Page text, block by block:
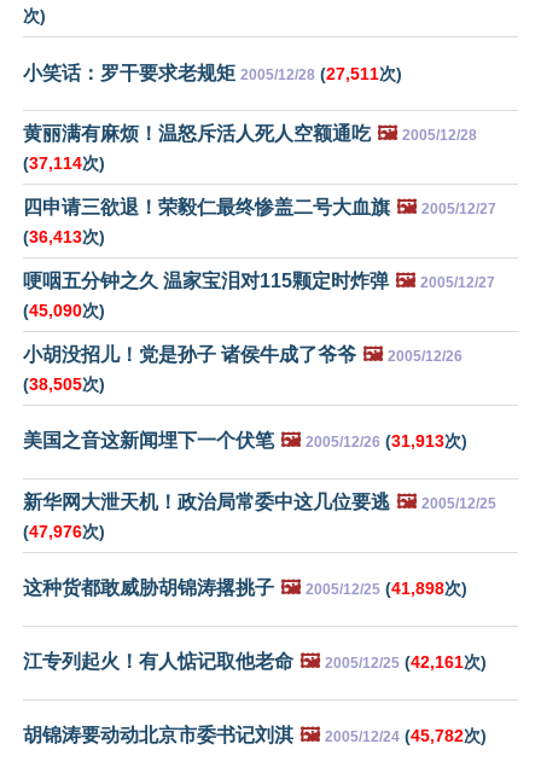
次)
小笑话：罗干要求老规矩 2005/12/28 (27,511次)
黄丽满有麻烦！温怒斥活人死人空额通吃 🖼️ 2005/12/28
(37,114次)
四申请三欲退！荣毅仁最终惨盖二号大血旗 🖼️ 2005/12/27
(36,413次)
哽咽五分钟之久 温家宝泪对115颗定时炸弹 🖼️ 2005/12/27
(45,090次)
小胡没招儿！党是孙子 诸侯牛成了爷爷 🖼️ 2005/12/26
(38,505次)
美国之音这新闻埋下一个伏笔 🖼️ 2005/12/26 (31,913次)
新华网大泄天机！政治局常委中这几位要逃 🖼️ 2005/12/25
(47,976次)
这种货都敢威胁胡锦涛撂挑子 🖼️ 2005/12/25 (41,898次)
江专列起火！有人惦记取他老命 🖼️ 2005/12/25 (42,161次)
胡锦涛要动动北京市委书记刘淇 🖼️ 2005/12/24 (45,782次)